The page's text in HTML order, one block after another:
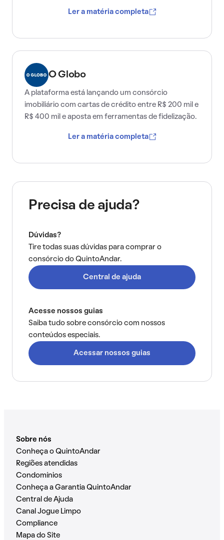
Ler a matéria completa
O Globo
A plataforma está lançando um consórcio
imobiliário com cartas de crédito entre R$ 200 mil e
R$ 400 mil e aposta em ferramentas de fidelização.
Ler a matéria completa
Precisa de ajuda?
Dúvidas?
Tire todas suas dúvidas para comprar o
consórcio do QuintoAndar.
Central de ajuda
Acesse nossos guias
Saiba tudo sobre consórcio com nossos
conteúdos especiais.
Acessar nossos guias
Sobre nós
Conheça o QuintoAndar
Regiões atendidas
Condomínios
Conheça a Garantia QuintoAndar
Central de Ajuda
Canal Jogue Limpo
Compliance
Mapa do Site